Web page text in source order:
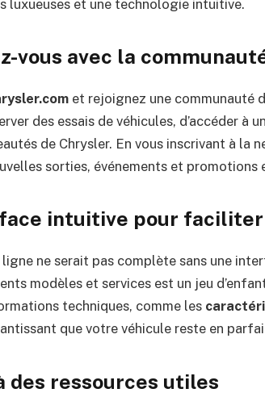
luxueuses et une technologie intuitive.
vous avec la
et rejoignez une communauté
des essais de véhicules, d’accéder à
de Chrysler. En vous inscrivant à la
sorties, événements et promotions
intuitive pour
ligne ne serait pas complète sans une
modèles et services est un jeu
techniques, comme les
que votre véhicule reste en
des ressources utiles